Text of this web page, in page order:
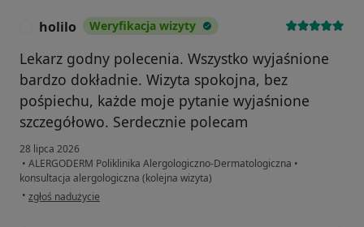
holilo Weryfikacja wizyty
Lekarz godny polecenia. Wszystko wyjaśnione
bardzo dokładnie. Wizyta spokojna, bez
pośpiechu, każde moje pytanie wyjaśnione
szczegółowo. Serdecznie polecam
28 lipca 2026
• ALERGODERM Poliklinika Alergologiczno-Dermatologiczna •
konsultacja alergologiczna (kolejna wizyta)
• w opinii użytkownika holilo
zgłoś nadużycie